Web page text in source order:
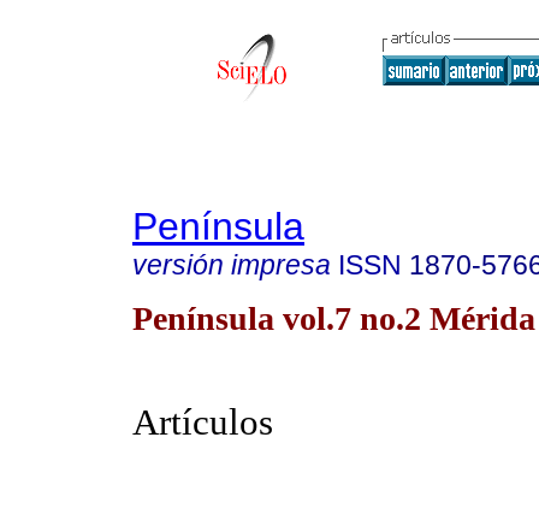
Península
versión impresa ISSN 1870-
Península vol.7 no.2 Mérida
Artículos